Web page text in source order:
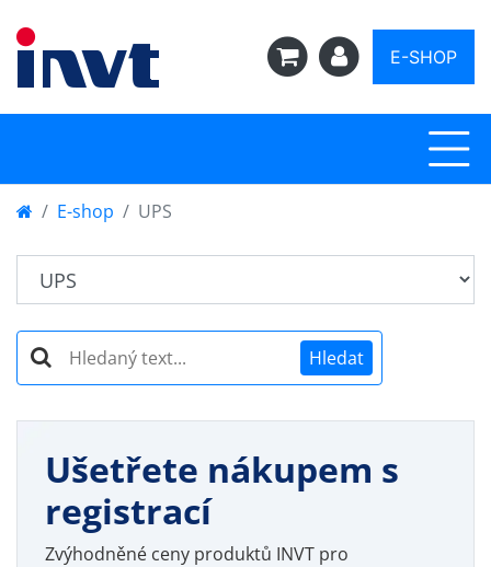
E-SHOP
E-shop UPS
Hledat
Ušetřete nákupem s
registrací
Zvýhodněné ceny produktů INVT pro